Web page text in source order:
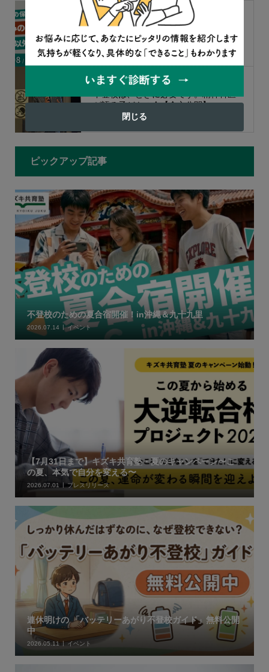
【夏休みのダラダラ問題に終止符】不
登校のお子さんの「生活」と「勉強」
を整える、“見守る”以外の次の一手（...
不登校は、ときに必要です。精神科医
が語る子どもの今【全文公開】
ピックアップ記事
不登校のための夏合宿開催！in沖縄＆九十九里
2026.07.14 イベント
【7月31日まで】キズキ共育塾・夏のキャンペーン〜こ
の夏、本気で自分を変える〜
2026.07.01 プレスリリース
連休明けの 「バッテリーあがり不登校ガイド」無料公開
中
2026.05.11 イベント
閉じる